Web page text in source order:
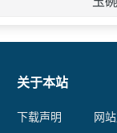
关于本站
下载声明
网